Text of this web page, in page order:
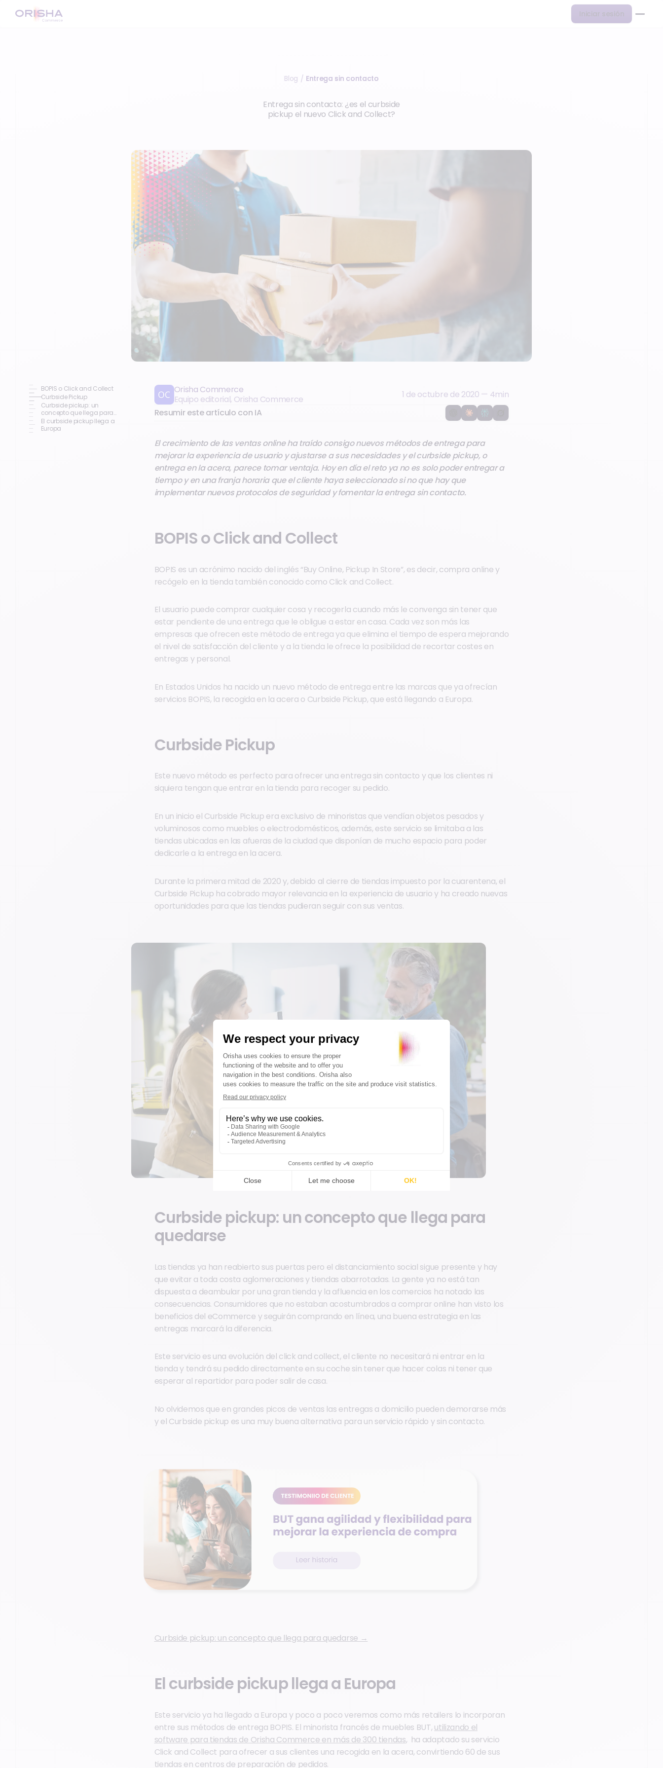
Iniciar sesión
Blog / Entrega sin contacto
Entrega sin contacto: ¿es el curbside
pickup el nuevo Click and Collect?
BOPIS o Click and Collect
Curbside Pickup
Curbside pickup: un
concepto que llega para
quedarse
El curbside pickup llega a
Europa
Orisha Commerce
Equipo editorial, Orisha Commerce
1 de octubre de 2020 — 4min
Resumir este artículo con IA
El crecimiento de las ventas online ha traído consigo nuevos métodos de entrega para
mejorar la experiencia de usuario y ajustarse a sus necesidades y el curbside pickup, o
entrega en la acera, parece tomar ventaja. Hoy en día el reto ya no es solo poder entregar a
tiempo y en una franja horaria que el cliente haya seleccionado si no que hay que
implementar nuevos protocolos de seguridad y fomentar la entrega sin contacto.
BOPIS o Click and Collect
BOPIS es un acrónimo nacido del inglés “Buy Online, Pickup In Store”, es decir, compra online y
recógelo en la tienda también conocido como Click and Collect.
El usuario puede comprar cualquier cosa y recogerla cuando más le convenga sin tener que
estar pendiente de una entrega que le obligue a estar en casa. Cada vez son más las
empresas que ofrecen este método de entrega ya que elimina el tiempo de espera mejorando
el nivel de satisfacción del cliente y a la tienda le ofrece la posibilidad de recortar costes en
entregas y personal.
En Estados Unidos ha nacido un nuevo método de entrega entre las marcas que ya ofrecían
servicios BOPIS, la recogida en la acera o Curbside Pickup, que está llegando a Europa.
Curbside Pickup
Este nuevo método es perfecto para ofrecer una entrega sin contacto y que los clientes ni
siquiera tengan que entrar en la tienda para recoger su pedido.
En un inicio el Curbside Pickup era exclusivo de minoristas que vendían objetos pesados y
voluminosos como muebles o electrodomésticos, además, este servicio se limitaba a las
tiendas ubicadas en las afueras de la ciudad que disponían de mucho espacio para poder
dedicarle a la entrega en la acera.
Durante la primera mitad de 2020 y, debido al cierre de tiendas impuesto por la cuarentena, el
Curbside Pickup ha cobrado mayor relevancia en la experiencia de usuario y ha creado nuevas
oportunidades para que las tiendas pudieran seguir con sus ventas.
Curbside pickup: un concepto que llega para
quedarse
Las tiendas ya han reabierto sus puertas pero el distanciamiento social sigue presente y hay
que evitar a toda costa aglomeraciones y tiendas abarrotadas. La gente ya no está tan
dispuesta a deambular por una gran tienda y la afluencia en los comercios ha notado las
consecuencias. Consumidores que no estaban acostumbrados a comprar online han visto los
beneficios del eCommerce y seguirán comprando en línea, una buena estrategia en las
entregas marcará la diferencia.
Este servicio es una evolución del click and collect, el cliente no necesitará ni entrar en la
tienda y tendrá su pedido directamente en su coche sin tener que hacer colas ni tener que
esperar al repartidor para poder salir de casa.
No olvidemos que en grandes picos de ventas las entregas a domicilio pueden demorarse más
y el Curbside pickup es una muy buena alternativa para un servicio rápido y sin contacto.
Curbside pickup: un concepto que llega para quedarse →
El curbside pickup llega a Europa
Este servicio ya ha llegado a Europa y poco a poco veremos como más retailers lo incorporan
entre sus métodos de entrega BOPIS. El minorista francés de muebles BUT, utilizando el
software para tiendas de Orisha Commerce en más de 300 tiendas, ha adaptado su servicio
Click and Collect para ofrecer a sus clientes una recogida en la acera, convirtiendo 60 de sus
tiendas en centros de preparación de pedidos.